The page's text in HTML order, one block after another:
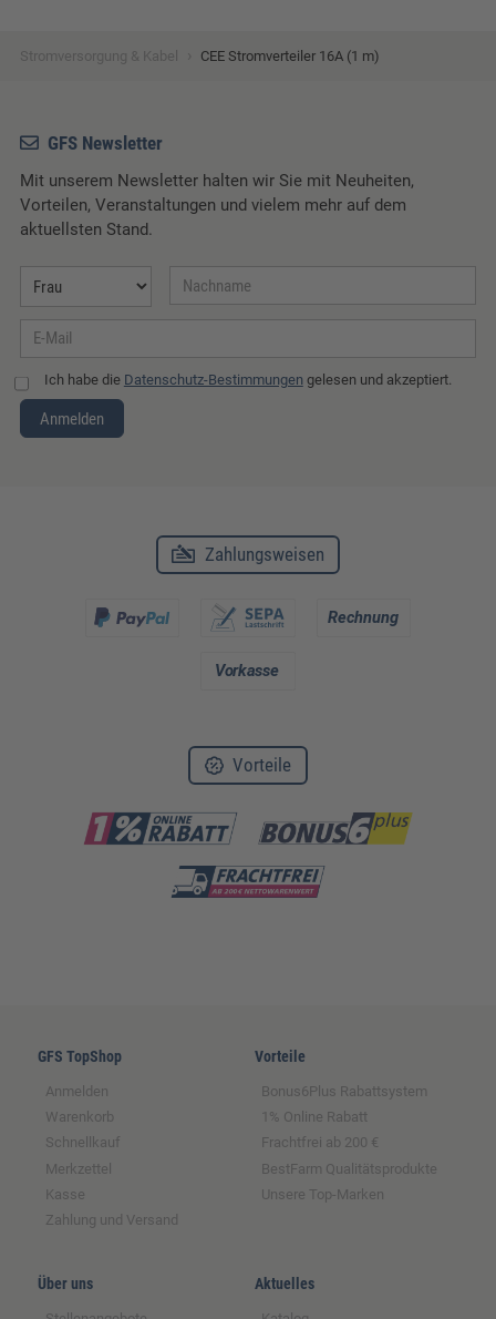
Stromversorgung & Kabel CEE Stromverteiler 16A (1 m)
GFS Newsletter
Mit unserem Newsletter halten wir Sie mit Neuheiten,
Vorteilen, Veranstaltungen und vielem mehr auf dem
aktuellsten Stand.
Ich habe die Datenschutz-Bestimmungen gelesen und akzeptiert.
Anmelden
Zahlungsweisen
Vorteile
GFS TopShop
Anmelden
Warenkorb
Schnellkauf
Merkzettel
Kasse
Zahlung und Versand
Vorteile
Bonus6Plus Rabattsystem
1% Online Rabatt
Frachtfrei ab 200 €
BestFarm Qualitätsprodukte
Unsere Top-Marken
Über uns Aktuelles